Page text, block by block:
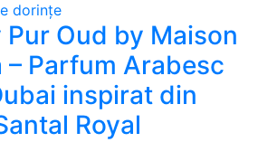
dorințe
Oud by Maison
Parfum Arabesc
inspirat din
Royal